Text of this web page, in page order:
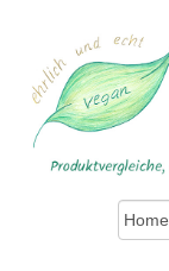
content